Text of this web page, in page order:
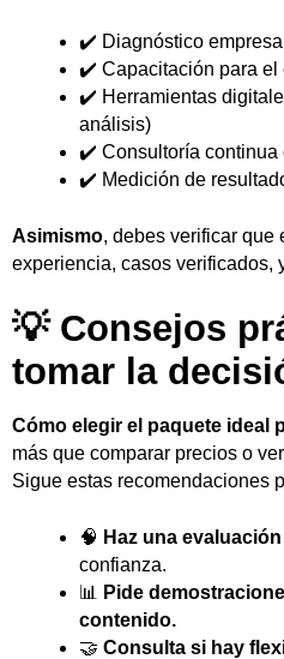
✔️ Diagnóstico
✔️ Capacitación para el
✔️ Herramientas
análisis)
✔️ Consultoría continua
✔️ Medición de
Asimismo, debes verificar que
experiencia, casos verificados,
💡 Consejos
tomar la
Cómo elegir el paquete ideal
más que comparar precios o
Sigue estas recomendaciones
🧠 Haz una
confianza.
📊
Pide
contenido.
🤝 Consulta si hay